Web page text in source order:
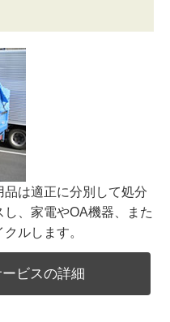
は適正に分別して処分
、家電やOA機器、また
ルします。
ビスの詳細